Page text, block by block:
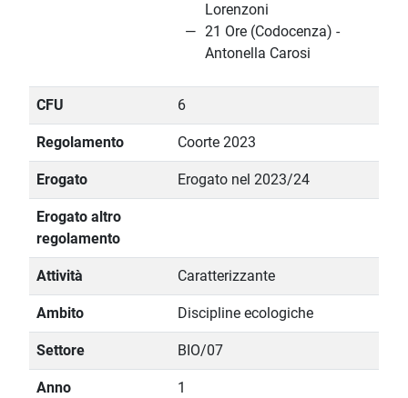
Lorenzoni
21 Ore (Codocenza) -
Antonella Carosi
CFU 6
Regolamento Coorte 2023
Erogato Erogato nel 2023/24
Erogato altro
regolamento
Attività Caratterizzante
Ambito Discipline ecologiche
Settore BIO/07
Anno 1